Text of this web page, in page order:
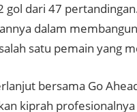
dari 47
dalam
satu pemain yang
bersama Go
kiprah